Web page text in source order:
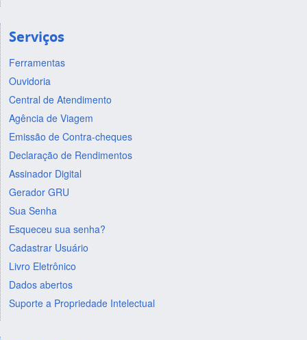
Serviços
Ferramentas
Ouvidoria
Central de Atendimento
Agência de Viagem
Emissão de Contra-cheques
Declaração de Rendimentos
Assinador Digital
Gerador GRU
Sua Senha
Esqueceu sua senha?
Cadastrar Usuário
Livro Eletrônico
Dados abertos
Suporte a Propriedade Intelectual